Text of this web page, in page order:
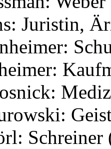
Juristin,
Schreiner